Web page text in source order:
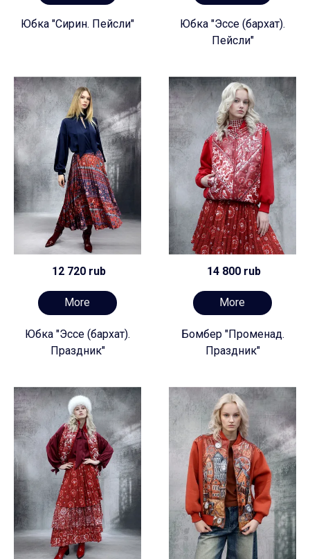
Юбка "Сирин. Пейсли"
Юбка "Эссе (бархат).
Пейсли"
12 720 rub
More
Юбка "Эссе (бархат).
Праздник"
14 800 rub
More
Бомбер "Променад.
Праздник"